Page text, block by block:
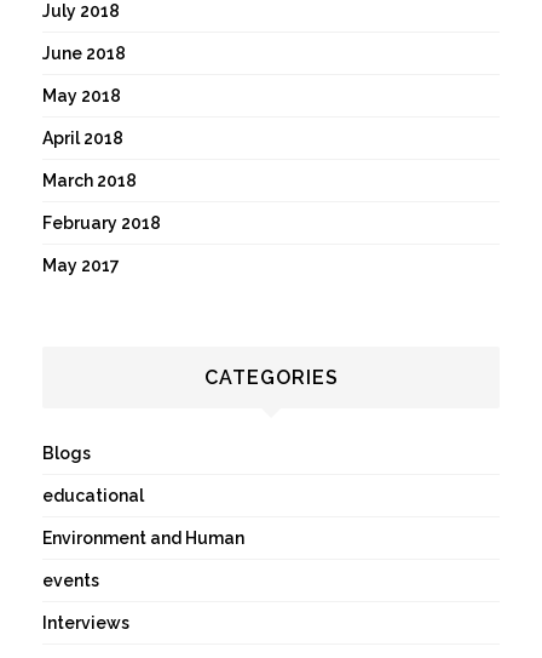
July 2018
June 2018
May 2018
April 2018
March 2018
February 2018
May 2017
CATEGORIES
Blogs
educational
Environment and Human
events
Interviews